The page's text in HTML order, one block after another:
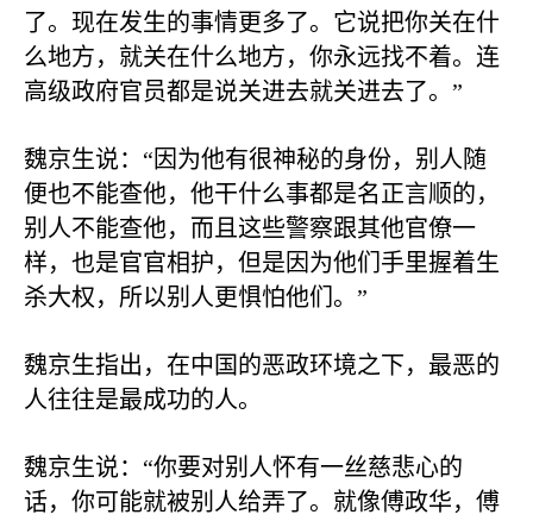
了。现在发生的事情更多了。它说把你关在什
么地方，就关在什么地方，你永远找不着。连
高级政府官员都是说关进去就关进去了。”
魏京生说：“因为他有很神秘的身份，别人随
便也不能查他，他干什么事都是名正言顺的，
别人不能查他，而且这些警察跟其他官僚一
样，也是官官相护，但是因为他们手里握着生
杀大权，所以别人更惧怕他们。”
魏京生指出，在中国的恶政环境之下，最恶的
人往往是最成功的人。
魏京生说：“你要对别人怀有一丝慈悲心的
话，你可能就被别人给弄了。就像傅政华，傅